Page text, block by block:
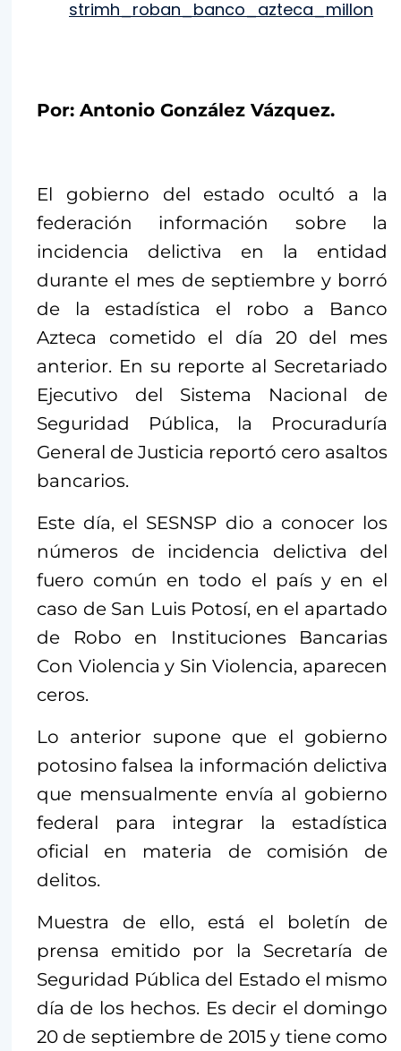
Por: Antonio González Vázquez.
El gobierno del estado ocultó a la
federación información sobre la
incidencia delictiva en la entidad
durante el mes de septiembre y borró
de la estadística el robo a Banco
Azteca cometido el día 20 del mes
anterior. En su reporte al Secretariado
Ejecutivo del Sistema Nacional de
Seguridad Pública, la Procuraduría
General de Justicia reportó cero asaltos
bancarios.
Este día, el SESNSP dio a conocer los
números de incidencia delictiva del
fuero común en todo el país y en el
caso de San Luis Potosí, en el apartado
de Robo en Instituciones Bancarias
Con Violencia y Sin Violencia, aparecen
ceros.
Lo anterior supone que el gobierno
potosino falsea la información delictiva
que mensualmente envía al gobierno
federal para integrar la estadística
oficial en materia de comisión de
delitos.
Muestra de ello, está el boletín de
prensa emitido por la Secretaría de
Seguridad Pública del Estado el mismo
día de los hechos. Es decir el domingo
20 de septiembre de 2015 y tiene como